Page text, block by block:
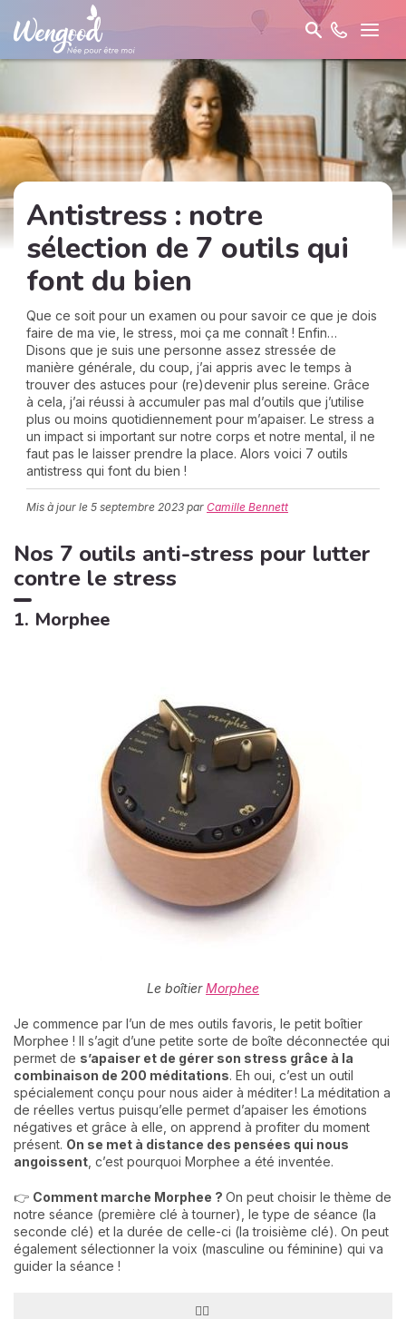
Antistress : notre
sélection de 7 outils qui
font du bien
Que ce soit pour un examen ou pour savoir ce que je dois
faire de ma vie, le stress, moi ça me connaît ! Enfin…
Disons que je suis une personne assez stressée de
manière générale, du coup, j’ai appris avec le temps à
trouver des astuces pour (re)devenir plus sereine. Grâce
à cela, j’ai réussi à accumuler pas mal d’outils que j’utilise
plus ou moins quotidiennement pour m’apaiser. Le stress a
un impact si important sur notre corps et notre mental, il ne
faut pas le laisser prendre la place. Alors voici 7 outils
antistress qui font du bien !
Mis à jour le 5 septembre 2023 par Camille Bennett
Nos 7 outils anti-stress pour lutter
contre le stress
1. Morphee
Le boîtierMorphee
Je commence par l’un de mes outils favoris, le petit boîtier
Morphee ! Il s’agit d’une petite sorte de boîte déconnectée qui
permet de s’apaiser et de gérer son stress grâce à la
combinaison de 200 méditations. Eh oui, c’est un outil
spécialement conçu pour nous aider à méditer ! La méditation a
de réelles vertus puisqu’elle permet d’apaiser les émotions
négatives et grâce à elle, on apprend à profiter du moment
présent. On se met à distance des pensées qui nous
angoissent , c’est pourquoi Morphee a été inventée.
👉 Comment marche Morphee ? On peut choisir le thème de
notre séance (première clé à tourner), le type de séance (la
seconde clé) et la durée de celle-ci (la troisième clé). On peut
également sélectionner la voix (masculine ou féminine) qui va
guider la séance !
🤷‍♀️